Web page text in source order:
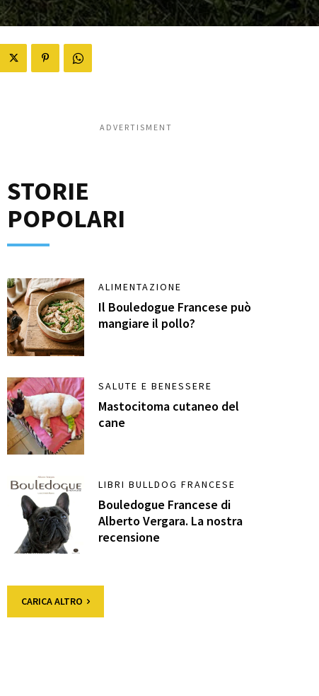
ADVERTISMENT
STORIE
POPOLARI
ALIMENTAZIONE
Il Bouledogue Francese può
mangiare il pollo?
SALUTE E BENESSERE
Mastocitoma cutaneo del
cane
LIBRI BULLDOG FRANCESE
Bouledogue Francese di
Alberto Vergara. La nostra
recensione
CARICA ALTRO